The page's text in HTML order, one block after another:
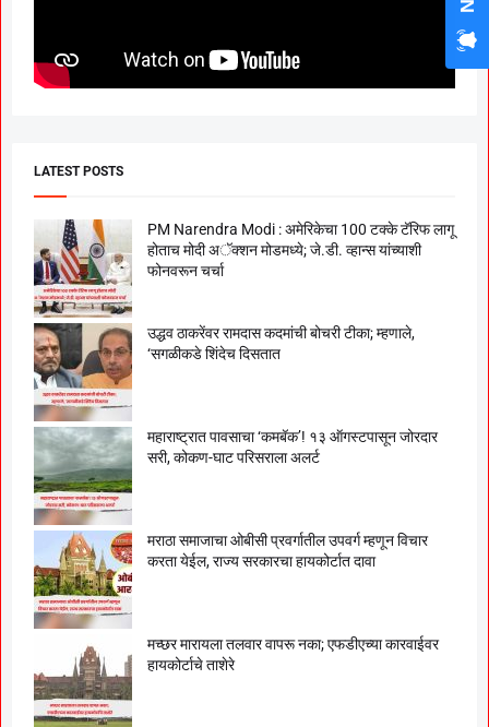
LATEST POSTS
PM Narendra Modi : अमेरिकेचा 100 टक्के टॅरिफ लागू
होताच मोदी अॅक्शन मोडमध्ये; जे.डी. व्हान्स यांच्याशी
फोनवरून चर्चा
उद्धव ठाकरेंवर रामदास कदमांची बोचरी टीका; म्हणाले,
‘सगळीकडे शिंदेच दिसतात
महाराष्ट्रात पावसाचा ‘कमबॅक’! १३ ऑगस्टपासून जोरदार
सरी, कोकण-घाट परिसराला अलर्ट
मराठा समाजाचा ओबीसी प्रवर्गातील उपवर्ग म्हणून विचार
करता येईल, राज्य सरकारचा हायकोर्टात दावा
मच्छर मारायला तलवार वापरू नका; एफडीएच्या कारवाईवर
हायकोर्टाचे ताशेरे